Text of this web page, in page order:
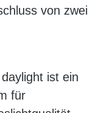
von zwei
ist ein
für